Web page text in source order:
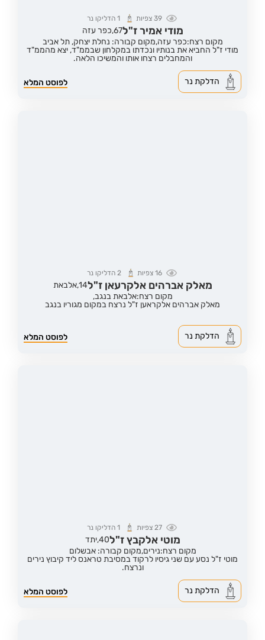
39צפיות 1 הדליקו נר
מודי אמיר ז"ל67, כפר עזה
מקום רצח:כפר עזה,מקום קבורה: נחלת יצחק, תל אביב
מודי ז"ל החביא את בנותיו ונכדתו במקלחון שבממ"ד, יצא מהממ"ד
והמחבלים רצחו אותו והמשיכו הלאה.
לפוסט המלא הדלקת נר
16צפיות 2 הדליקו נר
מאלק אברהים אלקרעאן ז"ל14,אלבאת
מקום רצח:אלבאת בנגב,
מאלק אברהים אלקראען ז"ל נרצח במקום מגוריו בנגב
לפוסט המלא הדלקת נר
27 צפיות 1הדליקו נר
מוטי אלקבץ ז"ל40,יתד
מקום רצח:נירים,מקום קבורה: אבשלום
מוטי ז"ל נסע עם שני גיסיו לרקוד במסיבת טראנס ליד קיבוץ נירים
ונרצח.
לפוסט המלא הדלקת נר